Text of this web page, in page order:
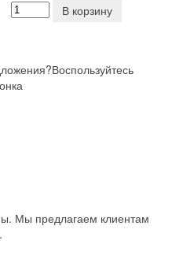
В корзину
Воспользуйтесь
Мы предлагаем клиентам